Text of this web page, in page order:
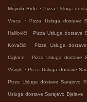
Mojmilo Brdo . Pizza Usluga
Vraca . Pizza Usluga dostave
Halilovići . Pizza Usluga dostave
Kovačići . Pizza Usluga
Ciglane . Pizza Usluga dostave
Višnjik . Pizza Usluga dostave
Pizza Usluga dostave Sarajevo
Usluga dostave Sarajevo Bjelave .